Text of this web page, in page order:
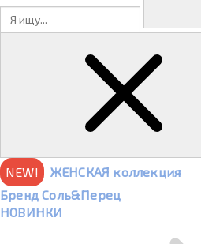
NEW!
ЖЕНСКАЯ коллекция
Бренд Соль&Перец
НОВИНКИ